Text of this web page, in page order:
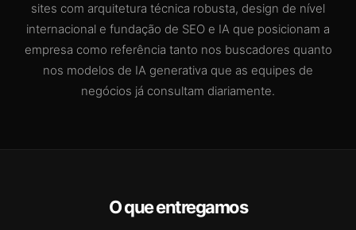
sites com arquitetura técnica robusta, design de nível
internacional e fundação de SEO e IA que posicionam a
empresa como referência tanto nos buscadores quanto
nos modelos de IA generativa que as equipes de
negócios já consultam diariamente.
O que entregamos